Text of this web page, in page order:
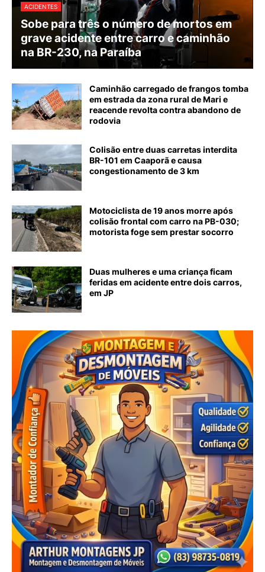
ACIDENTES
Sobe para três o número de mortos em
grave acidente entre carro e caminhão
na BR-230, na Paraíba
Caminhão carregado de frangos tomba
em estrada da zona rural de Mari e
reacende revolta contra abandono de
rodovia
Colisão entre duas carretas interdita
BR-101 em Caaporã e causa
congestionamento de 3 km
Motociclista de 19 anos morre após
colisão frontal com carro na PB-030;
motorista foge sem prestar socorro
Duas mulheres e uma criança ficam
feridas em acidente entre dois carros,
em JP